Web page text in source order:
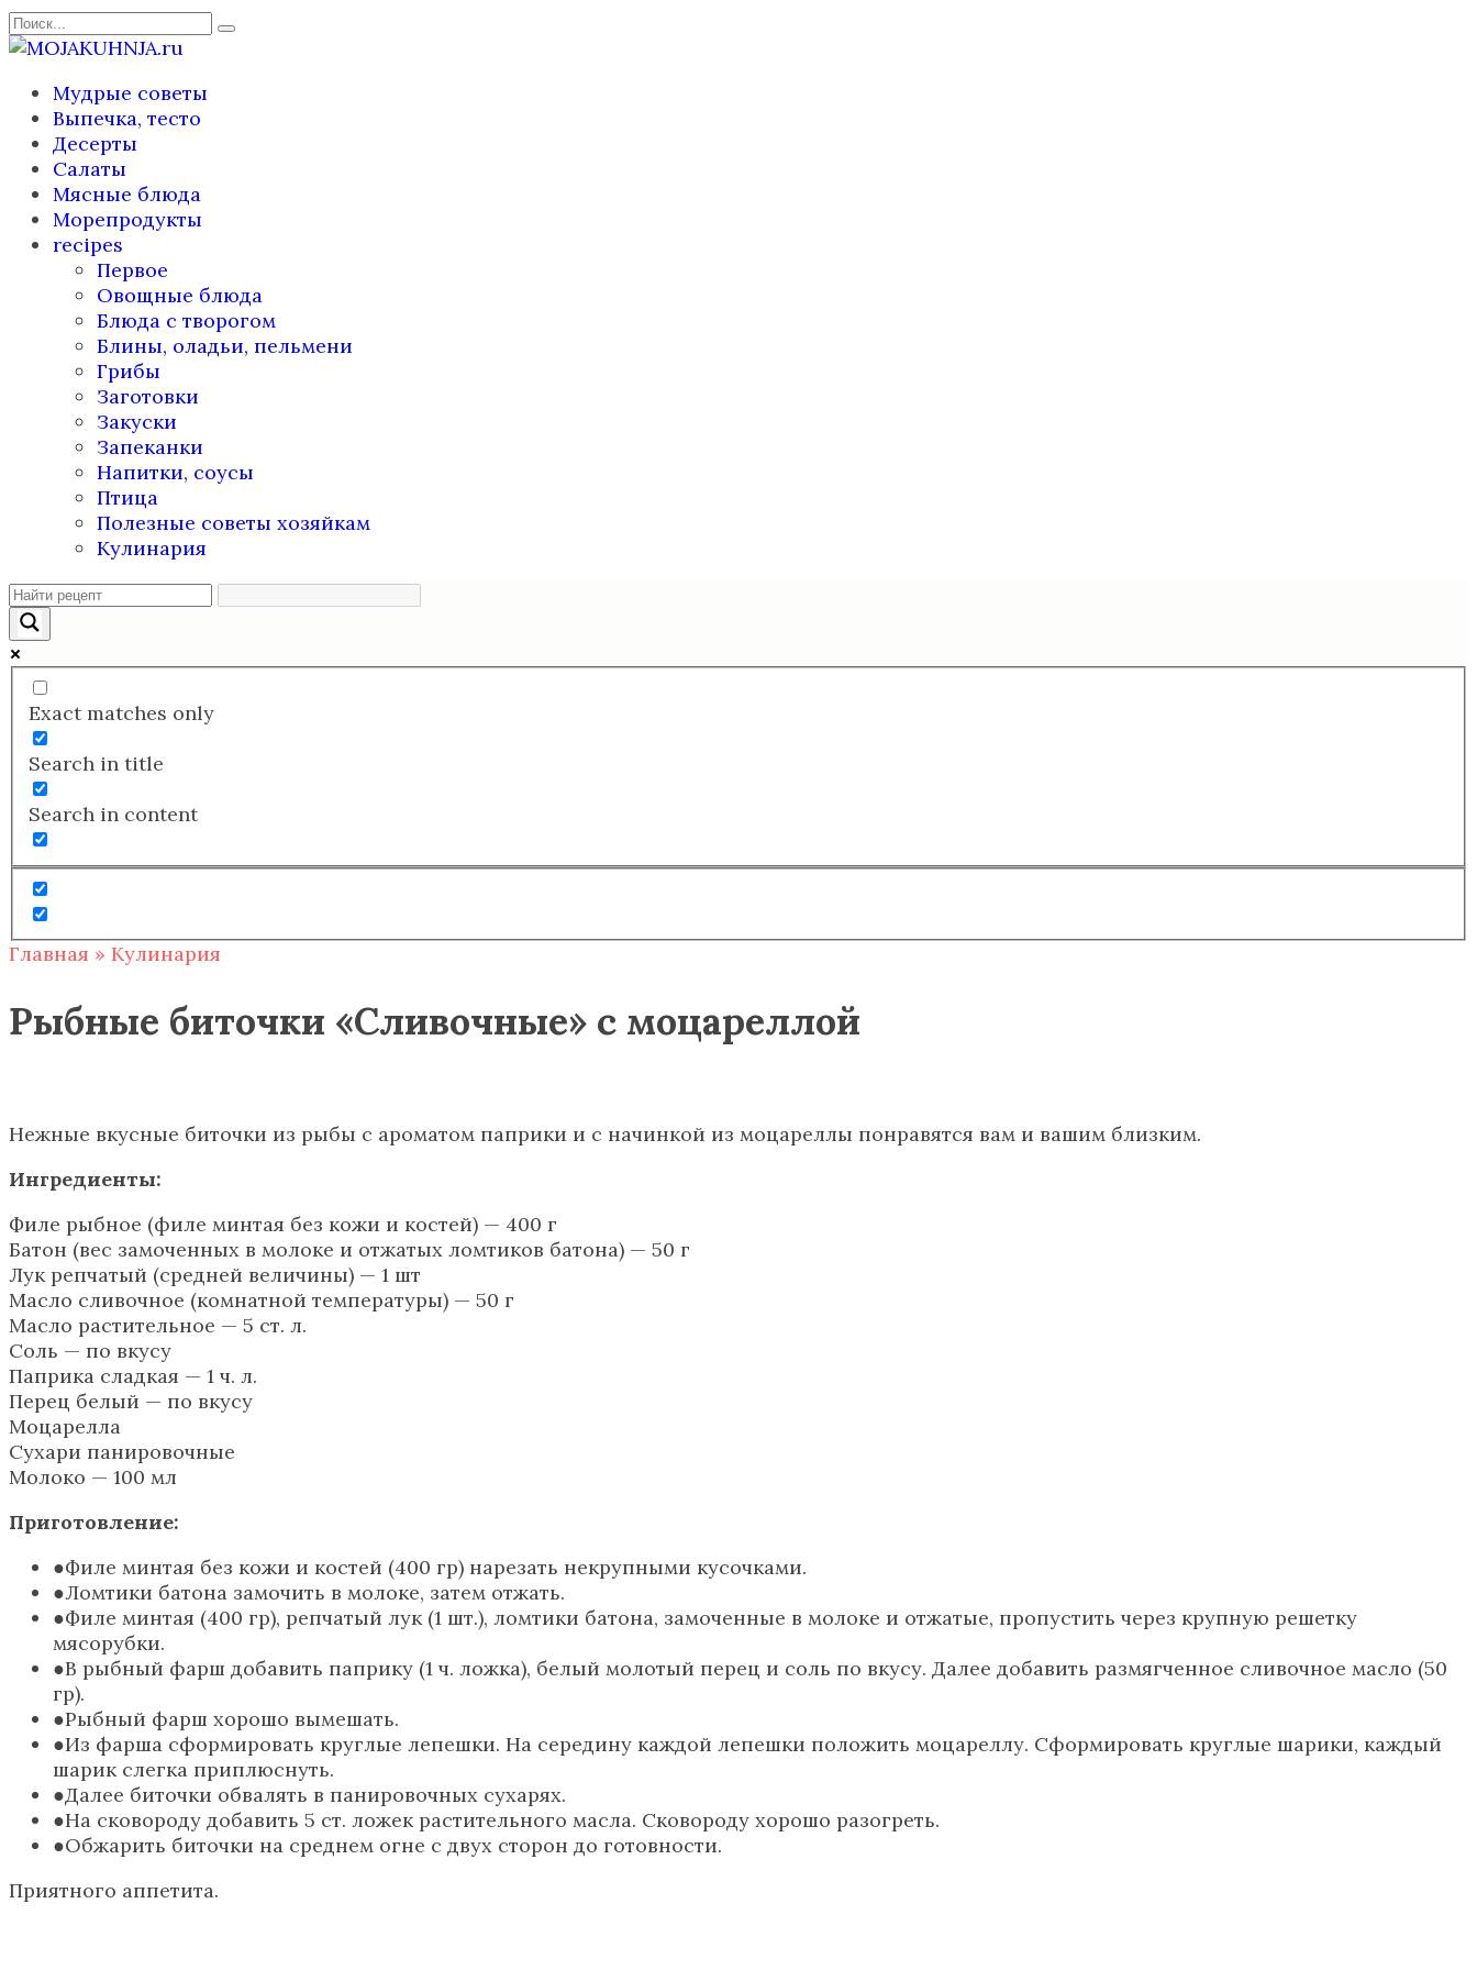
Перейти
к
Search
for:
Мудрые советы
Выпечка, тесто
Десерты
Салаты
Мясные блюда
Морепродукты
recipes
Первое
Овощные блюда
Блюда с творогом
Блины, оладьи, пельмени
Грибы
Заготовки
Закуски
Запеканки
Напитки, соусы
Птица
Полезные советы хозяйкам
Кулинария
Exact matches only
Search in title
Search in content
Главная » Кулинария
Рыбные биточки «Сливочные» с моцареллой
Нежные вкусные биточки из рыбы с ароматом паприки и с начинкой из моцареллы понравятся вам и вашим близким.
Ингредиенты:
Филе рыбное (филе минтая без кожи и костей) — 400 г
Батон (вес замоченных в молоке и отжатых ломтиков батона) — 50 г
Лук репчатый (средней величины) — 1 шт
Масло сливочное (комнатной температуры) — 50 г
Масло растительное — 5 ст. л.
Соль — по вкусу
Паприка сладкая — 1 ч. л.
Перец белый — по вкусу
Моцарелла
Сухари панировочные
Молоко — 100 мл
Приготовление:
Филе минтая без кожи и костей (400 гр) нарезать некрупными кусочками.
Ломтики батона замочить в молоке, затем отжать.
Филе минтая (400 гр), репчатый лук (1 шт.), ломтики батона, замоченные в молоке и отжатые, пропустить через крупную решетку
мясорубки.
В рыбный фарш добавить паприку (1 ч. ложка), белый молотый перец и соль по вкусу. Далее добавить размягченное сливочное масло (50
гр).
Рыбный фарш хорошо вымешать.
Из фарша сформировать круглые лепешки. На середину каждой лепешки положить моцареллу. Сформировать круглые шарики, каждый
шарик слегка приплюснуть.
Далее биточки обвалять в панировочных сухарях.
На сковороду добавить 5 ст. ложек растительного масла. Сковороду хорошо разогреть.
Обжарить биточки на среднем огне с двух сторон до готовности.
Приятного аппетита.